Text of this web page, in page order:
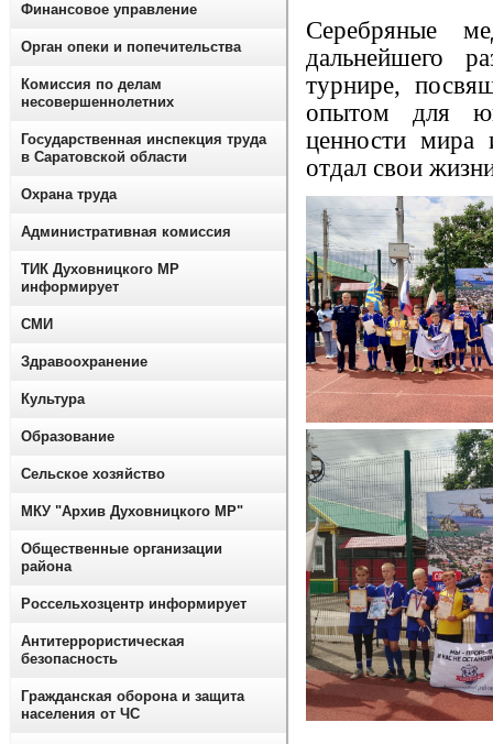
Серебряные
дальнейшего
турнире,
опытом для
ценности мира
отдал свои
Финансовое управление
Орган опеки и попечительства
Комиссия по делам
несовершеннолетних
Государственная инспекция труда
в Саратовской области
Охрана труда
Административная комиссия
ТИК Духовницкого МР
информирует
СМИ
Здравоохранение
Культура
Образование
Сельское хозяйство
МКУ "Архив Духовницкого МР"
Общественные организации
района
Россельхозцентр информирует
Антитеррористическая
безопасность
Гражданская оборона и защита
населения от ЧС